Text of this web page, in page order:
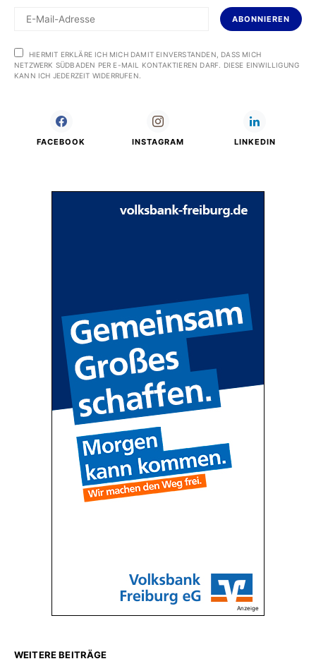
ABONNIEREN
HIERMIT ERKLÄRE ICH MICH DAMIT EINVERSTANDEN, DASS MICH
NETZWERK SÜDBADEN PER E-MAIL KONTAKTIEREN DARF. DIESE EINWILLIGUNG
KANN ICH JEDERZEIT WIDERRUFEN.
FACEBOOK INSTAGRAM LINKEDIN
Anzeige
WEITERE BEITRÄGE